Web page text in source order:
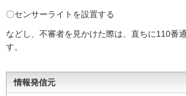
〇センサーライトを設置する
などし、不審者を見かけた際は、直ちに110番
す。
情報発信元